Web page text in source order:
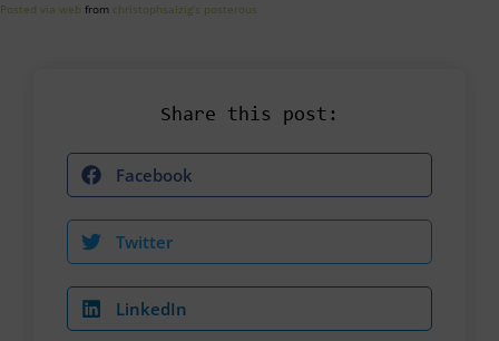
Posted via web from christophsalzig’s posterous
Share this post:
Facebook
Twitter
LinkedIn